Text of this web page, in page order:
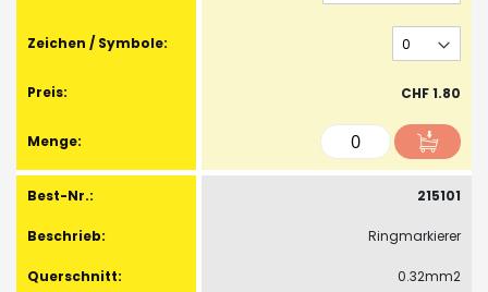
CHF 1.80
215101
Ringmarkierer
0.32mm2